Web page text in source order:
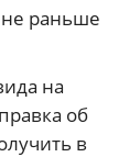
не раньше
на
об
в